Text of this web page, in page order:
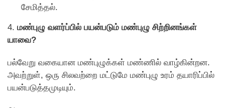
சேமித்தல்.
4. மண்புழு வளர்ப்பில் பயன்படும் மண்புழு சிற்றினங்கள்
யாவை?
பல்வேறு வகையான மண்புழுக்கள் மண்ணில் வாழ்கின்றன.
அவற்றுள், ஒரு சிலவற்றை மட்டுமே மண்புழு உரம் தயாரிப்பில்
பயன்படுத்தமுடியும்.